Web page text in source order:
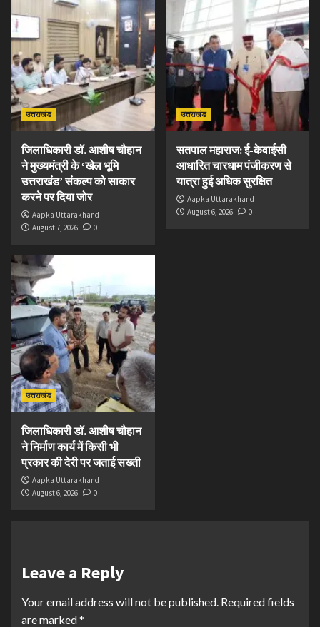
उत्तराखंड
जिलाधिकारी डॉ. आशीष चौहान
ने मुख्यमंत्री के ‘खेल भूमि
उत्तराखंड’ संकल्प को साकार
करने पर दिया जोर
Aapka Uttarakhand
August 7, 2026
0
उत्तराखंड
सतपाल महाराज: ई-केवाईसी
आधारित चारधाम पंजीकरण से
यात्रा हुई अधिक सुरक्षित
Aapka Uttarakhand
August 6, 2026
0
उत्तराखंड
जिलाधिकारी डॉ. आशीष चौहान
ने निर्माण कार्य में किसी भी
प्रकार की देरी पर जताई सख्ती
Aapka Uttarakhand
August 6, 2026
0
Leave a Reply
Your email address will not be published. Required fields
are marked*